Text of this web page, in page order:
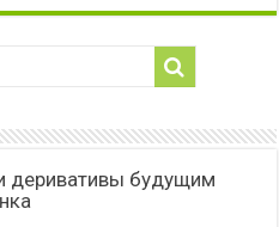
деривативы будущим